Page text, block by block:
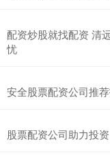
配资炒股就找配资 清
忧
安全股票配资公司推
股票配资公司助力投